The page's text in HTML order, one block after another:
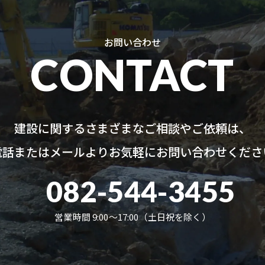
お問い合わせ
CONTACT
建設に関するさまざまなご相談やご依頼は、
またはメールよりお気軽にお問い合わせくだ
082-544-3455
営業時間 9:00〜17:00（土日祝を除く）